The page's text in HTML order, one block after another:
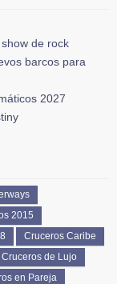
de rock
barcos para
2027
2015
Cruceros Caribe
Cruceros de Lujo
en Pareja